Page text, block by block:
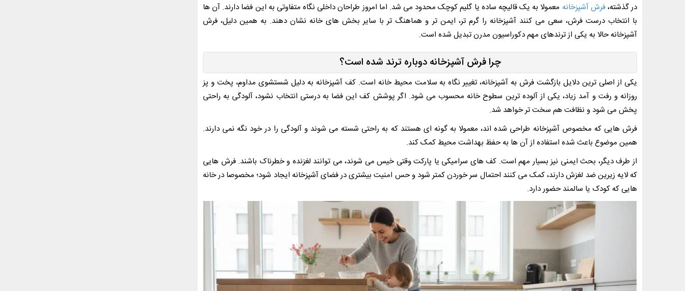
در گذشته،فرش آشپزخانه معمولا به یک قالیچه ساده یا گلیم کوچک محدود می شد. اما امروز طراحان داخلی نگاه متفاوتی به این فضا دارند. آن ها
با انتخاب درست فرش، سعی می کنند آشپزخانه را گرم تر، ایمن تر و هماهنگ تر با سایر بخش های خانه نشان دهند. به همین دلیل، فرش
آشپزخانه حالا به یکی از ترندهای مهم دکوراسیون مدرن تبدیل شده است.
چرا فرش آشپزخانه دوباره ترند شده است؟
یکی از اصلی ترین دلایل بازگشت فرش به آشپزخانه، تغییر نگاه به سلامت محیط خانه است. کف آشپزخانه به دلیل شستشوی مداوم، پخت و پز
روزانه و رفت و آمد زیاد، یکی از آلوده ترین سطوح خانه محسوب می شود. اگر پوشش کف این فضا به درستی انتخاب نشود، آلودگی به راحتی
پخش می شود و نظافت هم سخت تر خواهد شد.
فرش هایی که مخصوص آشپزخانه طراحی شده اند، معمولا به گونه ای هستند که به راحتی شسته می شوند و آلودگی را در خود نگه نمی دارند.
همین موضوع باعث شده استفاده از آن ها به حفظ بهداشت محیط کمک کند.
از طرف دیگر، بحث ایمنی نیز بسیار مهم است. کف های سرامیکی یا پارکت وقتی خیس می شوند، می توانند لغزنده و خطرناک باشند. فرش هایی
که لایه زیرین ضد لغزش دارند، کمک می کنند احتمال سر خوردن کمتر شود و حس امنیت بیشتری در فضای آشپزخانه ایجاد شود؛ مخصوصا در خانه
هایی که کودک یا سالمند حضور دارد.